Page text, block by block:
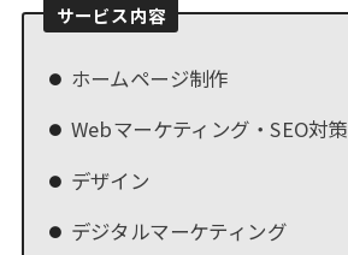
サービス内容
ホームページ制作
Webマーケティング・SEO対策
デザイン
デジタルマーケティング